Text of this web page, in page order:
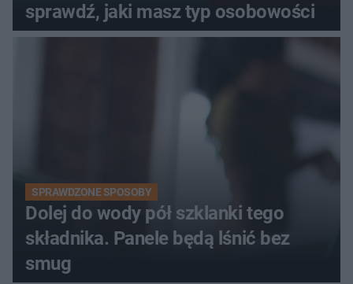
sprawdź, jaki masz typ osobowości
SPRAWDZONE SPOSOBY
Dolej do wody pół szklanki tego
składnika. Panele będą lśnić bez
smug